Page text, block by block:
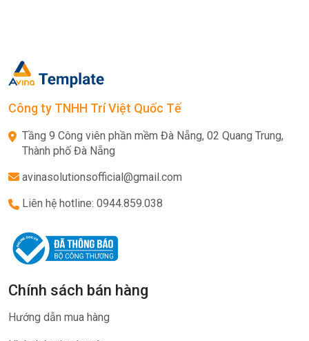
Công ty TNHH Trí Việt Quốc Tế
Tầng 9 Công viên phần mềm Đà Nẵng, 02 Quang Trung,
Thành phố Đà Nẵng
avinasolutionsofficial@gmail.com
Liên hệ hotline: 0944.859.038
Chính sách bán hàng
Hướng dẫn mua hàng